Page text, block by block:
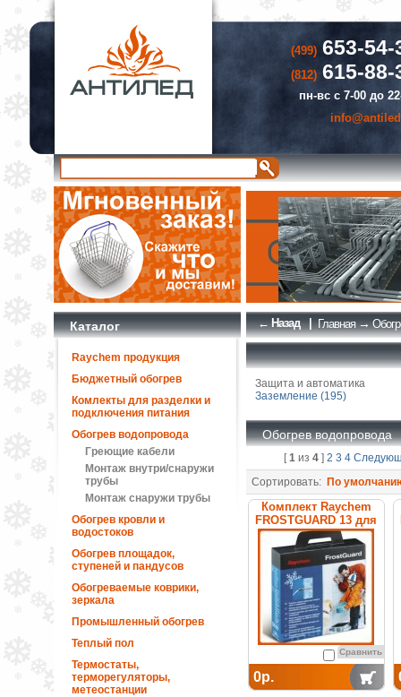
(499)653-54-
(812)615-88-
пн-вс с 7-00 до
Каталог
Raychem продукция
Бюджетный обогрев
Комлекты для разделки и
подключения питания
Обогрев водопровода
Греющие кабели
Монтаж внутри/снаружи
трубы
Монтаж снаружи трубы
Обогрев кровли и
водостоков
Обогрев площадок,
ступеней и пандусов
Обогреваемые коврики,
зеркала
Промышленный обогрев
Теплый пол
Термостаты,
терморегуляторы,
метеостанции
← Назад | Главная→
Защита и автоматика
Заземление (195)
Обогрев водопровода
[1из 4] 2 3 4
Сортировать: По
Комплект Raychem
FROSTGUARD 13 для
обогрева труб
Сравнить
0р.